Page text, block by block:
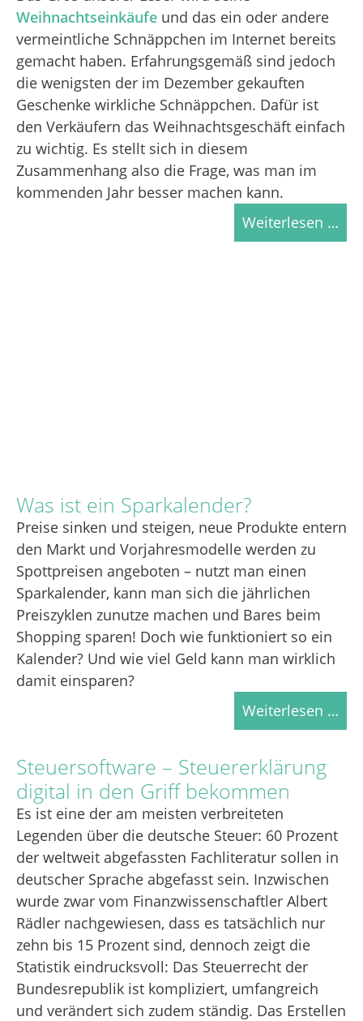
Weihnachtseinkäufe und das ein oder andere
vermeintliche Schnäppchen im Internet bereits
gemacht haben. Erfahrungsgemäß sind jedoch
die wenigsten der im Dezember gekauften
Geschenke wirkliche Schnäppchen. Dafür ist
den Verkäufern das Weihnachtsgeschäft einfach
zu wichtig. Es stellt sich in diesem
Zusammenhang also die Frage, was man im
kommenden Jahr besser machen kann.
Weiterlesen …
Was ist ein Sparkalender?
Preise sinken und steigen, neue Produkte entern
den Markt und Vorjahresmodelle werden zu
Spottpreisen angeboten – nutzt man einen
Sparkalender, kann man sich die jährlichen
Preiszyklen zunutze machen und Bares beim
Shopping sparen! Doch wie funktioniert so ein
Kalender? Und wie viel Geld kann man wirklich
damit einsparen?
Weiterlesen …
Steuersoftware – Steuererklärung
digital in den Griff bekommen
Es ist eine der am meisten verbreiteten
Legenden über die deutsche Steuer: 60 Prozent
der weltweit abgefassten Fachliteratur sollen in
deutscher Sprache abgefasst sein. Inzwischen
wurde zwar vom Finanzwissenschaftler Albert
Rädler nachgewiesen, dass es tatsächlich nur
zehn bis 15 Prozent sind, dennoch zeigt die
Statistik eindrucksvoll: Das Steuerrecht der
Bundesrepublik ist kompliziert, umfangreich
und verändert sich zudem ständig. Das Erstellen